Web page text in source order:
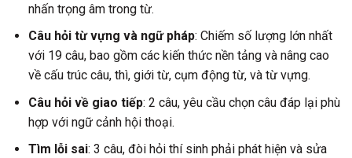
nhấn trọng âm trong từ.
Câu hỏi từ vựng và ngữ pháp: Chiếm số lượng lớn nhất
với 19 câu, bao gồm các kiến thức nền tảng và nâng cao
về cấu trúc câu, thì, giới từ, cụm động từ, và từ vựng.
Câu hỏi về giao tiếp: 2 câu, yêu cầu chọn câu đáp lại phù
hợp với ngữ cảnh hội thoại.
Tìm lỗi sai: 3 câu, đòi hỏi thí sinh phải phát hiện và sửa